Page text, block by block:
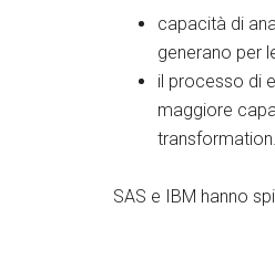
capacità di
generano per
il processo di
maggiore
transformation.
SAS e IBM hanno